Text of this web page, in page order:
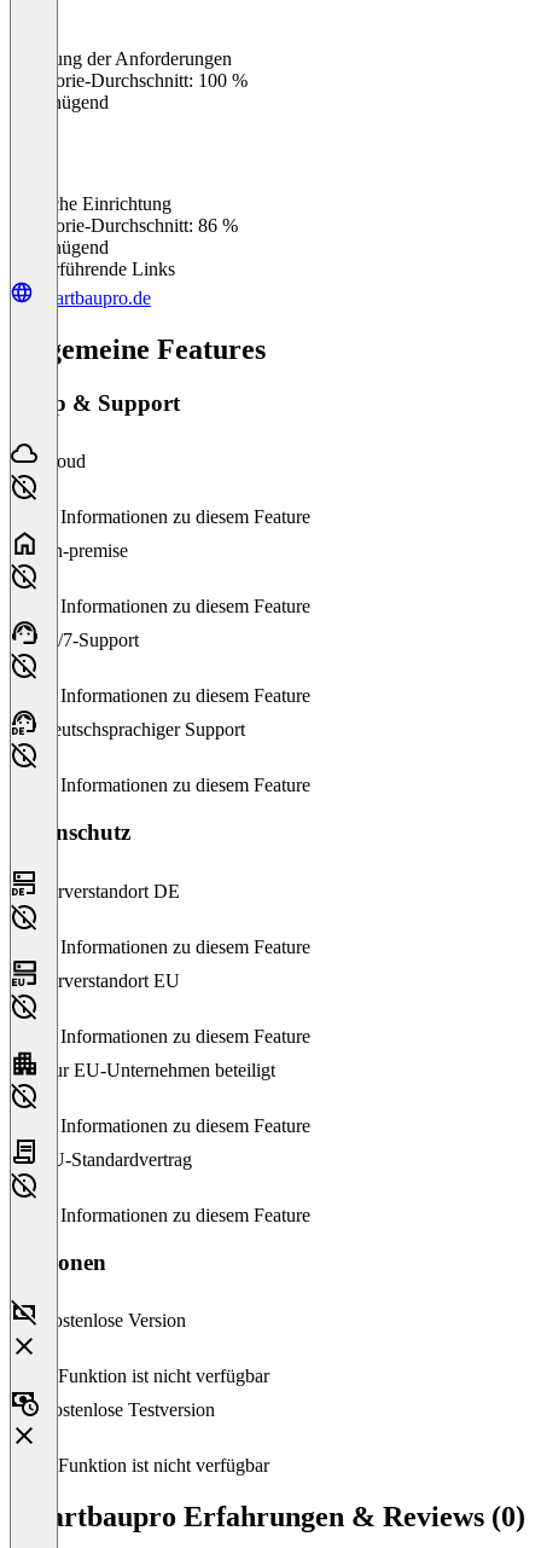
Erfüllung der Anforderungen
Kategorie-Durchschnitt: 100 %
Ungenügend
Einfache Einrichtung
Kategorie-Durchschnitt: 86 %
Ungenügend
Weiterführende Links
smartbaupro.de
Allgemeine Features
Setup & Support
Cloud
Keine Informationen zu diesem Feature
On-premise
Keine Informationen zu diesem Feature
24/7-Support
Keine Informationen zu diesem Feature
Deutschsprachiger Support
Keine Informationen zu diesem Feature
Datenschutz
Serverstandort DE
Keine Informationen zu diesem Feature
Serverstandort EU
Keine Informationen zu diesem Feature
Nur EU-Unternehmen beteiligt
Keine Informationen zu diesem Feature
EU-Standardvertrag
Keine Informationen zu diesem Feature
Versionen
Kostenlose Version
Diese Funktion ist nicht verfügbar
Kostenlose Testversion
Diese Funktion ist nicht verfügbar
Smartbaupro Erfahrungen & Reviews (0)